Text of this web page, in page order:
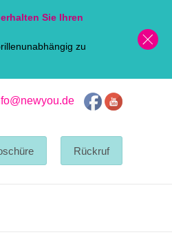
Sie Ihren
zu
Rückruf